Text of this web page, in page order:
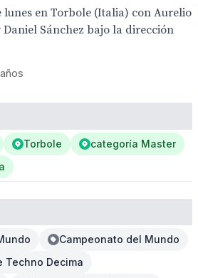
lunes en Torbole (Italia) con Aurelio
Sánchez bajo la dirección
Torbole
categoría Master
Campeonato del Mundo
Techno Decima